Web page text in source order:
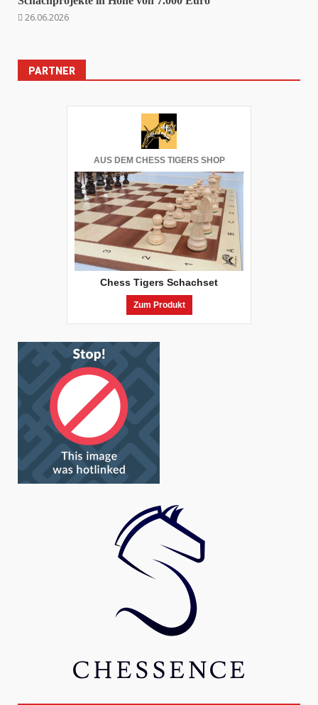
26.06.2026
PARTNER
AUS DEM CHESS TIGERS SHOP
Chess Tigers Schachset
Zum Produkt